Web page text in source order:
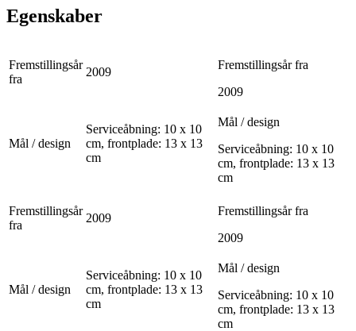
Egenskaber
Fremstillingsår
fra
2009
Fremstillingsår fra
2009
Mål / design
Serviceåbning: 10 x 10
cm, frontplade: 13 x 13
cm
Mål / design
Serviceåbning: 10 x 10
cm, frontplade: 13 x 13
cm
Fremstillingsår
fra
2009
Fremstillingsår fra
2009
Mål / design
Serviceåbning: 10 x 10
cm, frontplade: 13 x 13
cm
Mål / design
Serviceåbning: 10 x 10
cm, frontplade: 13 x 13
cm